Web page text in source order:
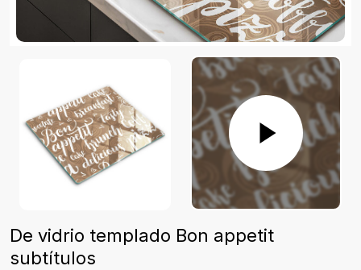
De vidrio templado Bon appetit
subtítulos